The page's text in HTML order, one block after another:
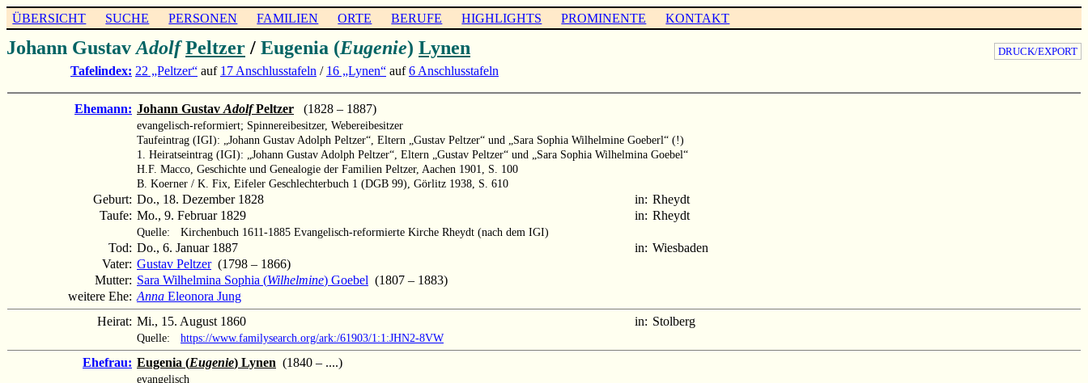
ÜBERSICHT SUCHE PERSONEN FAMILIEN ORTE BERUFE HIGHLIGHTS PROMINENTE KONTAKT
DRUCK/EXPORT
Johann Gustav Adolf Peltzer / Eugenia (Eugenie) Lynen
Tafelindex: 22 „Peltzer“ auf 17 Anschlusstafeln / 16 „Lynen“ auf6 Anschlusstafeln
Ehemann: Johann Gustav AdolfPeltzer (1828 – 1887)
evangelisch-reformiert; Spinnereibesitzer, Webereibesitzer
Taufeintrag (IGI): „Johann Gustav Adolph Peltzer“, Eltern „Gustav Peltzer“ und „Sara Sophia Wilhelmine Goeberl“ (!)
1. Heiratseintrag (IGI): „Johann Gustav Adolph Peltzer“, Eltern „Gustav Peltzer“ und „Sara Sophia Wilhelmina Goebel“
H.F. Macco, Geschichte und Genealogie der Familien Peltzer, Aachen 1901, S. 100
B. Koerner / K. Fix, Eifeler Geschlechterbuch 1 (DGB 99), Görlitz 1938, S. 610
Geburt: Do., 18. Dezember 1828 in: Rheydt
Taufe: Mo., 9. Februar 1829 in: Rheydt
Quelle: Kirchenbuch 1611-1885 Evangelisch-reformierte Kirche Rheydt (nach dem IGI)
Tod: Do., 6. Januar 1887 in: Wiesbaden
Vater: Gustav Peltzer(1798 – 1866)
Mutter: Sara Wilhelmina Sophia (Wilhelmine) Goebel (1807 – 1883)
weitere Ehe: Anna Eleonora Jung
Heirat: Mi., 15. August 1860 in: Stolberg
Quelle: https://www.familysearch.org/ark:/61903/1:1:JHN2-8VW
Ehefrau: Eugenia (Eugenie) Lynen (1840 – ....)
evangelisch